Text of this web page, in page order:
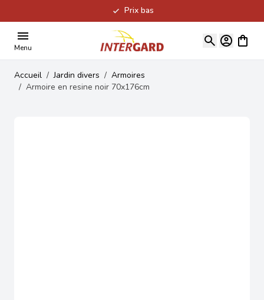
Prix bas
Menu
Voir
Accueil / Jardin divers / Armoires
/ Armoire en resine noir 70x176cm